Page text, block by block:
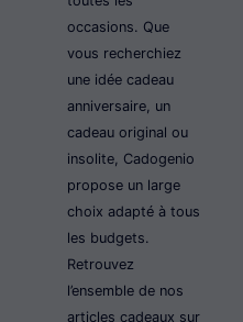
occasions. Que
vous recherchiez
une idée cadeau
anniversaire, un
cadeau original ou
insolite, Cadogenio
propose un large
choix adapté à tous
les budgets.
Retrouvez
l’ensemble de nos
articles cadeaux sur